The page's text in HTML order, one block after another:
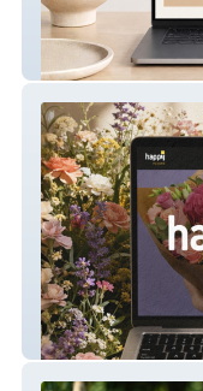
Palm & Flora –
Happy Fleurs –